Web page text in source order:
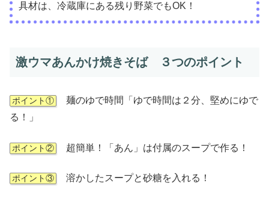
具材は、冷蔵庫にある残り野菜でもOK！
激ウマあんかけ焼きそば ３つのポイント
ポイント①
麺のゆで時間「ゆで時間は２分、堅めにゆで
る！」
ポイント② 超簡単！「あん」は付属のスープで作る！
ポイント③ 溶かしたスープと砂糖を入れる！